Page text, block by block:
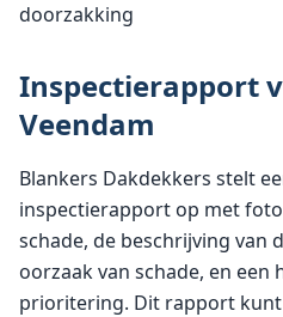
doorzakking
Inspectierapport
Veendam
Blankers Dakdekkers stelt
inspectierapport op met
schade, de beschrijving van
oorzaak van schade, en een
prioritering. Dit rapport